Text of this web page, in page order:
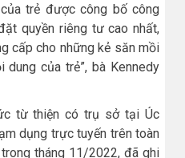
trẻ được công bố công
quyền riêng tư cao nhất,
cấp cho những kẻ săn mồi
của trẻ”, bà Kennedy
từ thiện có trụ sở tại Úc
dụng trực tuyến trên toàn
tháng 11/2022, đã ghi